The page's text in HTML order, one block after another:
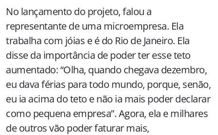
No lançamento do projeto, falou a
representante de uma microempresa. Ela
trabalha com jóias e é do Rio de Janeiro. Ela
disse da importância de poder ter esse teto
aumentado: “Olha, quando chegava dezembro,
eu dava férias para todo mundo, porque, senão,
eu ia acima do teto e não ia mais poder declarar
como pequena empresa”. Agora, ela e milhares
de outros vão poder faturar mais,